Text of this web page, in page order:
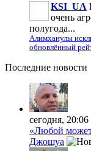
KSI_UA
очень
полугода...
Алимханулы
обновлённый
Последние новости
сегодня, 20:06
«Любой может
Джошуа